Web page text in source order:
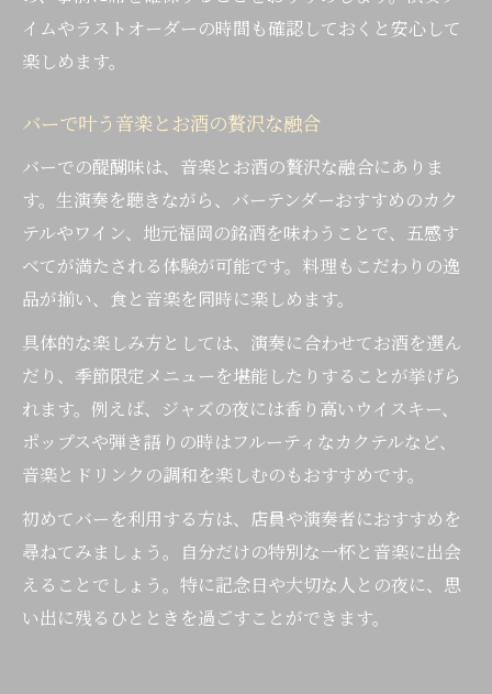
イムやラストオーダーの時間も確認しておくと安心して
楽しめます。
バーで叶う音楽とお酒の贅沢な融合
バーでの醍醐味は、音楽とお酒の贅沢な融合にありま
す。生演奏を聴きながら、バーテンダーおすすめのカク
テルやワイン、地元福岡の銘酒を味わうことで、五感す
べてが満たされる体験が可能です。料理もこだわりの逸
品が揃い、食と音楽を同時に楽しめます。
具体的な楽しみ方としては、演奏に合わせてお酒を選ん
だり、季節限定メニューを堪能したりすることが挙げら
れます。例えば、ジャズの夜には香り高いウイスキー、
ポップスや弾き語りの時はフルーティなカクテルなど、
音楽とドリンクの調和を楽しむのもおすすめです。
初めてバーを利用する方は、店員や演奏者におすすめを
尋ねてみましょう。自分だけの特別な一杯と音楽に出会
えることでしょう。特に記念日や大切な人との夜に、思
い出に残るひとときを過ごすことができます。